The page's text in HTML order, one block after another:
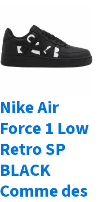
Nike Air
Force 1 Low
Retro SP
BLACK
Comme des